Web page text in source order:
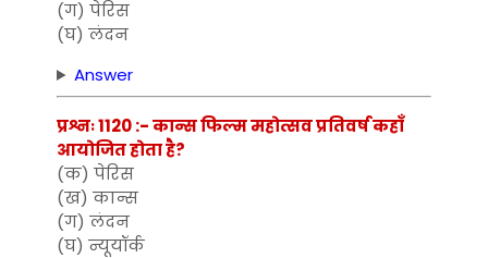
(ग) पेरिस
(घ) लंदन
Answer
प्रश्नः 1120 :- कान्स फिल्म महोत्सव प्रतिवर्ष कहाँ
आयोजित होता है?
(क) पेरिस
(ख) कान्स
(ग) लंदन
(घ) न्यूयॉर्क